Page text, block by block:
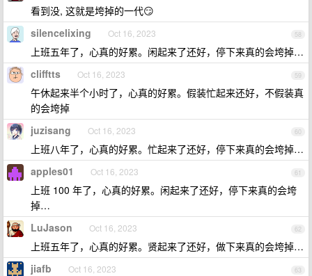
看到没, 这就是垮掉的一代😏
58
silencelixing Oct 16, 2023
上班五年了，心真的好累。闲起来了还好，停下来真的会垮掉…
59
clifftts Oct 16, 2023
午休起来半个小时了，心真的好累。假装忙起来还好，不假装真
的会垮掉
60
juzisang Oct 16, 2023
上班八年了，心真的好累。忙起来了还好，停下来真的会垮掉…
61
apples01 Oct 16, 2023
上班 100 年了，心真的好累。闲起来了还好，停下来真的会垮
掉…
62
LuJason Oct 16, 2023
上班五年了，心真的好累。贤起来了还好，做下来真的会垮掉…
63
jiafb Oct 16, 2023